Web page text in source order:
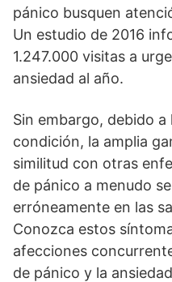
pánico busquen
Un estudio de 2016
1.247.000 visitas a
ansiedad al año.
Sin embargo, debido a
condición, la amplia
similitud con otras
de pánico a menudo
erróneamente en las
Conozca estos
afecciones
de pánico y la